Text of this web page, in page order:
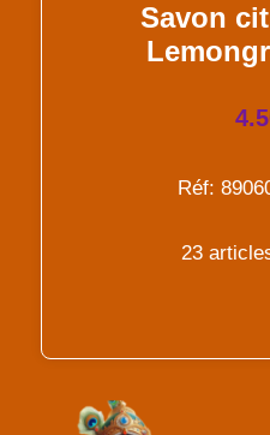
Savon
Réf:
23